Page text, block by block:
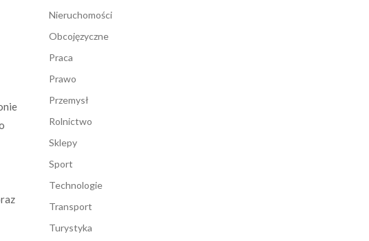
Nieruchomości
Obcojęzyczne
Praca
Prawo
Przemysł
Rolnictwo
Sklepy
Sport
Technologie
Transport
Turystyka